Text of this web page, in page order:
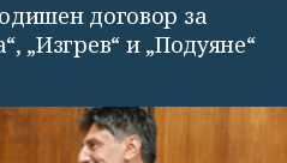
договор за
„Изгрев“ и „Подуяне“